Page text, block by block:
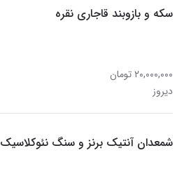
سکه و بازوبند قاجاری نقره
۲۰,۰۰۰,۰۰۰ تومان
دیروز
شمعدان آنتیک برنز و سنگ نئوکلاسیک